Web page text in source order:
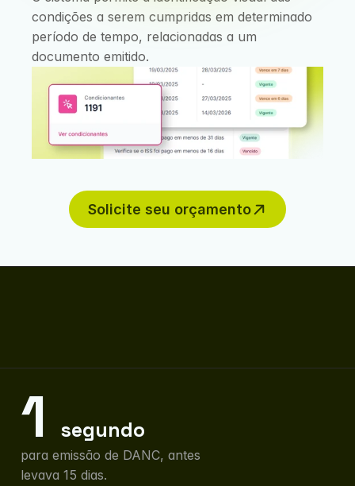
condições a serem cumpridas em determinado
período de tempo, relacionadas a um
documento emitido.
Solicite seu orçamento
1 segundo
para emissão de DANC, antes
levava 15 dias.